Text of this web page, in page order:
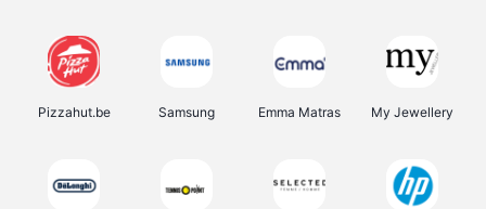
Pizzahut.be Samsung Emma Matras My Jewellery